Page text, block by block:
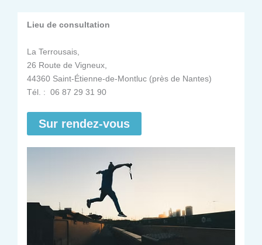
Lieu de consultation
La Terrousais,
26 Route de Vigneux,
44360 Saint-Étienne-de-Montluc (près de Nantes)
Tél. : 06 87 29 31 90
Sur rendez-vous